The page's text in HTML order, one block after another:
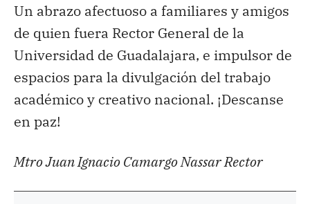
Un abrazo afectuoso a familiares y amigos
de quien fuera Rector General de la
Universidad de Guadalajara, e impulsor de
espacios para la divulgación del trabajo
académico y creativo nacional. ¡Descanse
en paz!
Mtro Juan Ignacio Camargo NassarRector